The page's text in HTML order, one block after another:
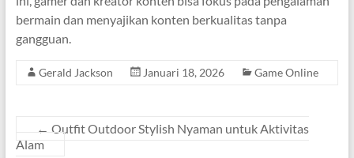
bermain dan menyajikan konten berkualitas tanpa
gangguan.
Gerald Jackson Januari 18, 2026 Game Online
← Outfit Outdoor Stylish Nyaman untuk Aktivitas
Alam